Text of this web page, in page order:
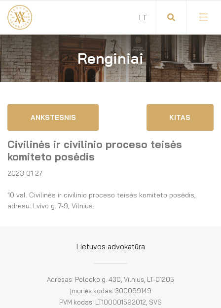
Visuotinis advokatų susirinkimas
Advokatų tarybos pirmininkas
Advokatų taryba
Komitetai
Garbės teismas
Administracija
Savitarna
Savivaldos teisės aktai
Dokumentų atmintinė
Gynėjas
Renginiai
ANKSTESNIS KITAS
Civilinės ir civilinio proceso teisės
komiteto posėdis
2023 01 27
10 val. Civilinės ir civilinio proceso teisės komiteto posėdis,
adresu: Lvivo g. 7-9, Vilnius.
Lietuvos advokatūra
Adresas: Polocko g. 43C, Vilnius, LT-01205
Įmonės kodas: 300099149
PVM kodas: LT100001592012, SVS